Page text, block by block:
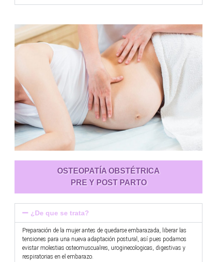
OSTEOPATÍA OBSTÉTRICA
PRE Y POST PARTO
¿De que se trata?
Preparación de la mujer antes de quedarse embarazada, liberar las
tensiones para una nueva adaptación postural, así pues podamos
evistar molestias osteomuscualres, uroginecologicas, digestivas y
respiratorias en el embarazo.